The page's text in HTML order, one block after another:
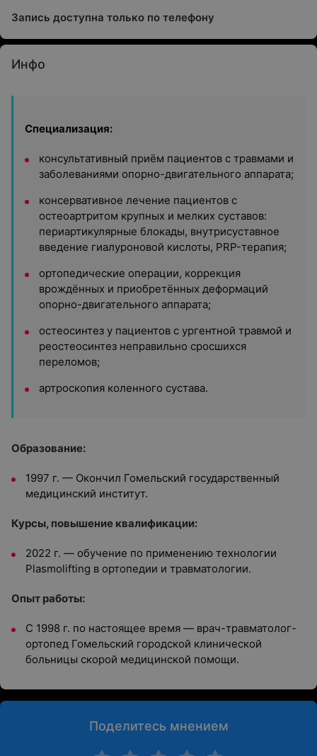
Запись доступна только по телефону
Инфо
Специализация:
консультативный приём пациентов с травмами и
заболеваниями опорно-двигательного аппарата;
консервативное лечение пациентов с
остеоартритом крупных и мелких суставов:
периартикулярные блокады, внутрисуставное
введение гиалуроновой кислоты, PRP-терапия;
ортопедические операции, коррекция
врождённых и приобретённых деформаций
опорно-двигательного аппарата;
остеосинтез у пациентов с ургентной травмой и
реостеосинтез неправильно сросшихся
переломов;
артроскопия коленного сустава.
Образование:
1997 г. — Окончил Гомельский государственный
медицинский институт.
Курсы, повышение квалификации:
2022 г. — обучение по применению технологии
Plasmolifting в ортопедии и травматологии.
Опыт работы:
С 1998 г. по настоящее время — врач-травматолог-
ортопед Гомельский городской клинической
больницы скорой медицинской помощи.
Поделитесь мнением